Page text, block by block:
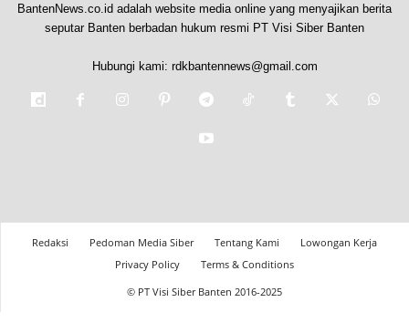
BantenNews.co.id adalah website media online yang menyajikan berita
seputar Banten berbadan hukum resmi PT Visi Siber Banten
Hubungi kami: rdkbantennews@gmail.com
Redaksi Pedoman Media Siber Tentang Kami
Lowongan Kerja
Privacy Policy
Terms & Conditions
© PT Visi Siber Banten 2016-2025